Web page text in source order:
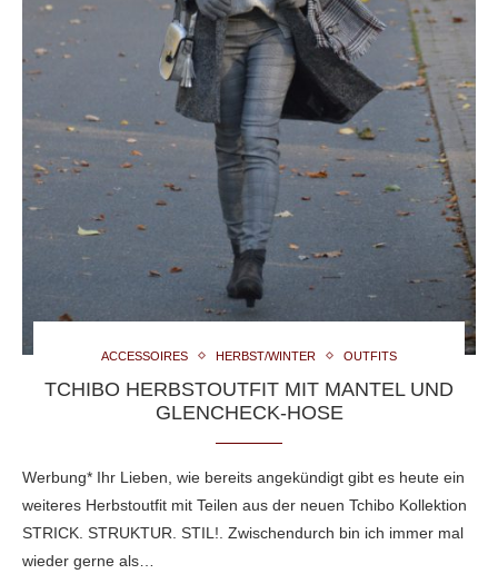
ACCESSOIRES HERBST/WINTER OUTFITS
TCHIBO HERBSTOUTFIT MIT MANTEL UND
GLENCHECK-HOSE
Werbung* Ihr Lieben, wie bereits angekündigt gibt es heute ein
weiteres Herbstoutfit mit Teilen aus der neuen Tchibo Kollektion
STRICK. STRUKTUR. STIL!. Zwischendurch bin ich immer mal
wieder gerne als…